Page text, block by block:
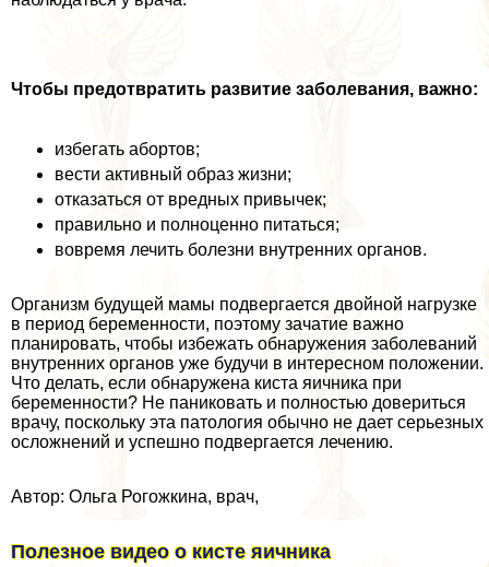
Чтобы предотвратить развитие заболевания, важно:
избегать aбopтов;
вести активный образ жизни;
отказаться от вредных привычек;
правильно и полноценно питаться;
вовремя лечить болезни внутренних органов.
Организм будущей мамы подвергается двойной нагрузке
в период беременности, поэтому зачатие важно
планировать, чтобы избежать обнаружения заболеваний
внутренних органов уже будучи в интересном положении.
Что делать, если обнаружена киста яичника при
беременности? Не паниковать и полностью довериться
врачу, поскольку эта патология обычно не дает серьезных
осложнений и успешно подвергается лечению.
Автор: Ольга Рогожкина, врач,
Полезное видео о кисте яичника